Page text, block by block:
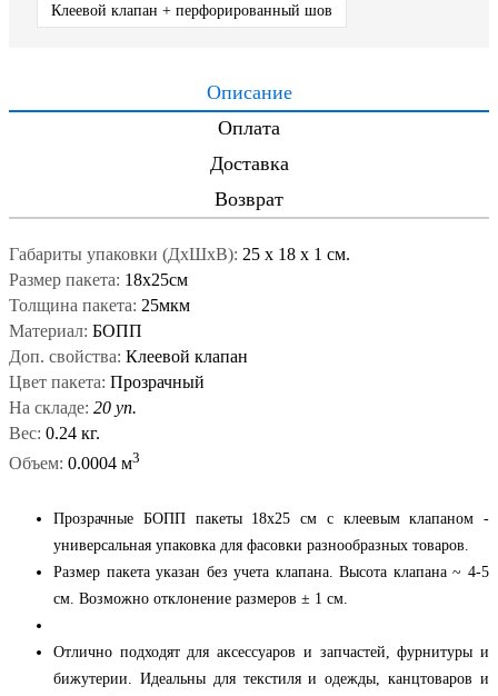
Клеевой клапан + перфорированный шов
Описание
Оплата
Доставка
Возврат
Габариты упаковки (ДxШxВ): 25 x 18 x 1 см.
Размер пакета: 18x25см
Толщина пакета: 25мкм
Материал: БОПП
Доп. свойства: Клеевой клапан
Цвет пакета: Прозрачный
На складе: 20 уп.
Вес: 0.24 кг.
Объем: 0.0004 м3
Прозрачные БОПП пакеты 18x25 см с клеевым клапаном -
универсальная упаковка для фасовки разнообразных товаров.
Размер пакета указан без учета клапана. Высота клапана ~ 4-5
см. Возможно отклонение размеров ± 1 см.
Отлично подходят для аксессуаров и запчастей, фурнитуры и
бижутерии. Идеальны для текстиля и одежды, канцтоваров и